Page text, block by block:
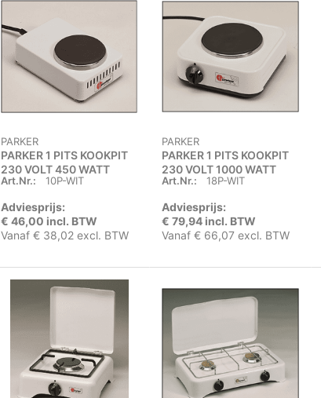
PARKER
PARKER 1 PITS KOOKPIT
230 VOLT 450 WATT
Art.Nr.: 10P-WIT
Adviesprijs:
€ 46,00 incl. BTW
Vanaf € 38,02 excl. BTW
PARKER
PARKER 1 PITS KOOKPIT
230 VOLT 1000 WATT
Art.Nr.: 18P-WIT
Adviesprijs:
€ 79,94 incl. BTW
Vanaf € 66,07 excl. BTW